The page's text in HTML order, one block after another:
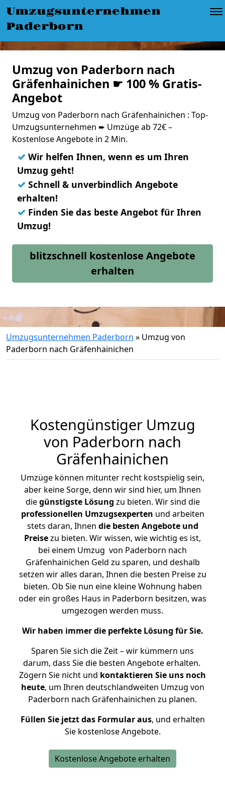
Umzugsunternehmen
Paderborn
Umzug von Paderborn nach
Gräfenhainichen ☛ 100 % Gratis-
Angebot
Umzug von Paderborn nach Gräfenhainichen : Top-
Umzugsunternehmen ➨ Umzüge ab 72€ –
Kostenlose Angebote in 2 Min.
✓ Wir helfen Ihnen, wenn es um Ihren
Umzug geht!
✓ Schnell & unverbindlich Angebote
erhalten!
✓ Finden Sie das beste Angebot für Ihren
Umzug!
blitzschnell kostenlose Angebote
erhalten
Umzugsunternehmen Paderborn » Umzug von
Paderborn nach Gräfenhainichen
Kostengünstiger Umzug
von Paderborn nach
Gräfenhainichen
Umzüge können mitunter recht kostspielig sein,
aber keine Sorge, denn wir sind hier, um Ihnen
diegünstigste Lösung zu bieten. Wir sind die
professionellen Umzugsexperten und arbeiten
stets daran, Ihnen die besten Angebote und
Preisezu bieten. Wir wissen, wie wichtig es ist,
bei einem Umzug von Paderborn nach
Gräfenhainichen Geld zu sparen, und deshalb
setzen wir alles daran, Ihnen die besten Preise zu
bieten. Ob Sie nun eine kleine Wohnung haben
oder ein großes Haus in Paderborn besitzen, was
umgezogen werden muss.
Wir haben immer die perfekte Lösung für Sie.
Sparen Sie sich die Zeit – wir kümmern uns
darum, dass Sie die besten Angebote erhalten.
Zögern Sie nicht und kontaktieren Sie uns noch
heute, um Ihren deutschlandweiten Umzug von
Paderborn nach Gräfenhainichen zu planen.
Füllen Sie jetzt das Formular aus, und erhalten
Sie kostenlose Angebote.
Kostenlose Angebote erhalten